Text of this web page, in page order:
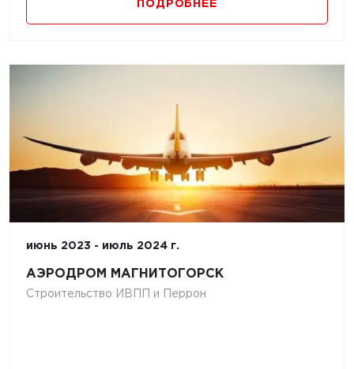
ПОДРОБНЕЕ
июнь 2023 - июль 2024 г.
АЭРОДРОМ МАГНИТОГОРСК
Строительство ИВПП и Перрон